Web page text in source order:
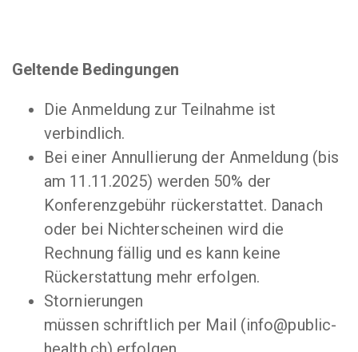
Geltende Bedingungen
Die Anmeldung zur Teilnahme ist
verbindlich.
Bei einer Annullierung der Anmeldung (bis
am 11.11.2025) werden 50% der
Konferenzgebühr rückerstattet. Danach
oder bei Nichterscheinen wird die
Rechnung fällig und es kann keine
Rückerstattung mehr erfolgen.
Stornierungen
müssen schriftlich per Mail (info@public-